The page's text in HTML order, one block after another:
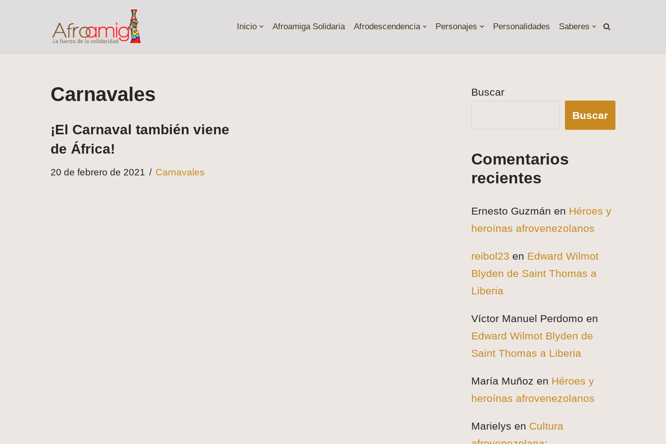
Inicio Afroamiga Solidaria Afrodescendencia Personajes Personalidades Saberes
Carnavales
¡El Carnaval también viene
de África!
20 de febrero de 2021 Carnavales
Buscar
Buscar
Comentarios
recientes
Ernesto Guzmán en Héroes y
heroínas afrovenezolanos
reibol23 en Edward Wilmot
Blyden de Saint Thomas a
Liberia
Víctor Manuel Perdomo en
Edward Wilmot Blyden de
Saint Thomas a Liberia
María Muñoz en Héroes y
heroínas afrovenezolanos
Marielys en Cultura